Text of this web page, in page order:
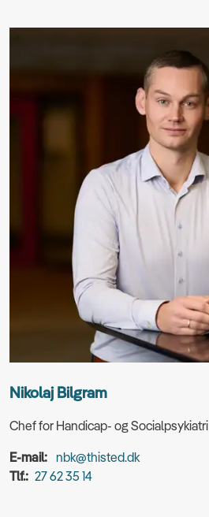
Nikolaj Bilgram
Chef for Handicap- og Socialpsykiatri
E-mail: nbk@thisted.dk
Tlf.: 27 62 35 14